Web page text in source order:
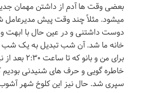
بعضی وقت ها آدم از داشتن مهمان
میشود. مثلاً چند وقت پیش
دوست داشتنی و در عین حال با ابهت
خانه ما شد. آن شب تبدیل به یک شب
برای من و
خاطره گویی و حرف های شنیدنی بودیم
سپری شد. حال نیز این کلوخ شهر آشوب